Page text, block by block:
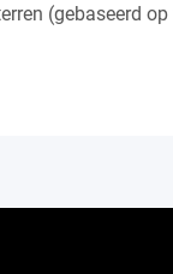
(gebaseerd op